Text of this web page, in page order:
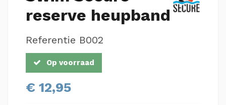
reserve heupband
Referentie B002
Op voorraad
€ 12,95